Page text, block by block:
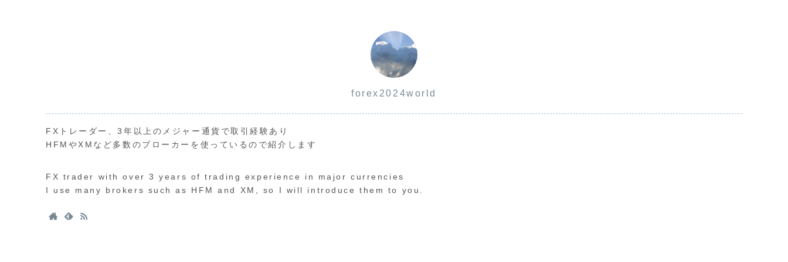
forex2024world
FXトレーダー、3年以上のメジャー通貨で取引経験あり
HFMやXMなど多数のブローカーを使っているので紹介します
FX trader with over 3 years of trading experience in major currencies
I use many brokers such as HFM and XM, so I will introduce them to you.